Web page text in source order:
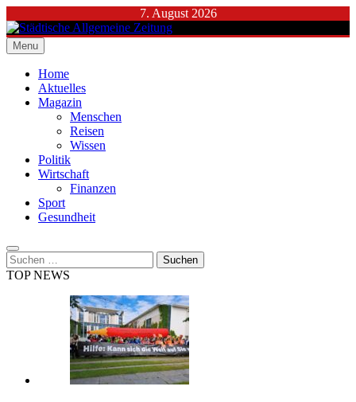
to
content
7. August 2026
Städtische Allgemeine Zeitung
Menu
Home
Aktuelles
Magazin
Menschen
Reisen
Wissen
Politik
Wirtschaft
Finanzen
Sport
Gesundheit
Suchen
nach:
TOP NEWS